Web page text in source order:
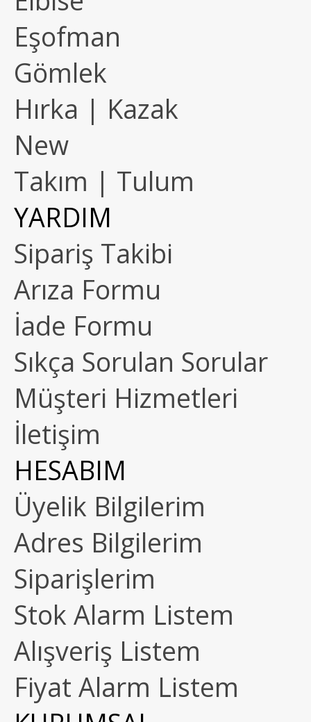
Eşofman
Gömlek
Hırka | Kazak
New
Takım | Tulum
YARDIM
Sipariş Takibi
Arıza Formu
İade Formu
Sıkça Sorulan Sorular
Müşteri Hizmetleri
İletişim
HESABIM
Üyelik Bilgilerim
Adres Bilgilerim
Siparişlerim
Stok Alarm Listem
Alışveriş Listem
Fiyat Alarm Listem